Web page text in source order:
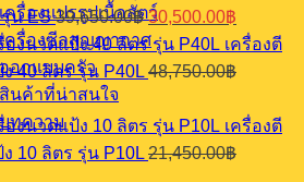
เครื่องแปรรูปเนื้อสัตว์
เครื่องซีลสุญญากาศ
ออกแบบครัว
สินค้าที่น่าสนใจ
บทความ
น ES 39,650.00฿Original
price
was:
39,650.00฿.
30,500.00฿
price
is:
เครื่องตี
40 ลิตร รุ่น P40L 48,750.00฿
฿.
เครื่องตี
10 ลิตร รุ่น P10L 21,450.00฿